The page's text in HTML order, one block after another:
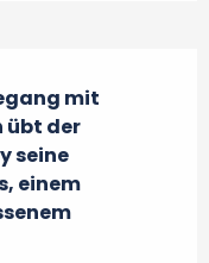
mit
übt der
seine
einem